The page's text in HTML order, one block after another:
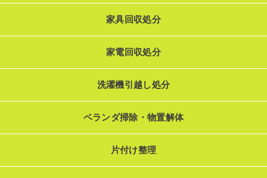
家具回収処分
家電回収処分
洗濯機引越し処分
ベランダ掃除・物置解体
片付け整理